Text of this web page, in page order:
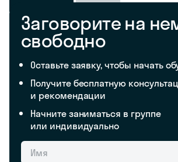
Заговорите на
свободно
Оставьте заявку, чтобы начать
Получите бесплатную
и рекомендации
Начните заниматься в группе
или индивидуально